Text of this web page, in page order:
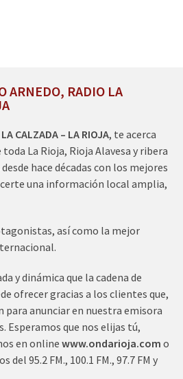
ARNEDO, RADIO LA
CALZADA – LA RIOJA, te acerca
La Rioja, Rioja Alavesa y ribera
hace décadas con los mejores
una información local amplia,
así como la mejor
y dinámica que la cadena de
ofrecer gracias a los clientes que,
para anunciar en nuestra emisora
Esperamos que nos elijas tú,
en online www.ondarioja.com o
95.2 FM., 100.1 FM., 97.7 FM y